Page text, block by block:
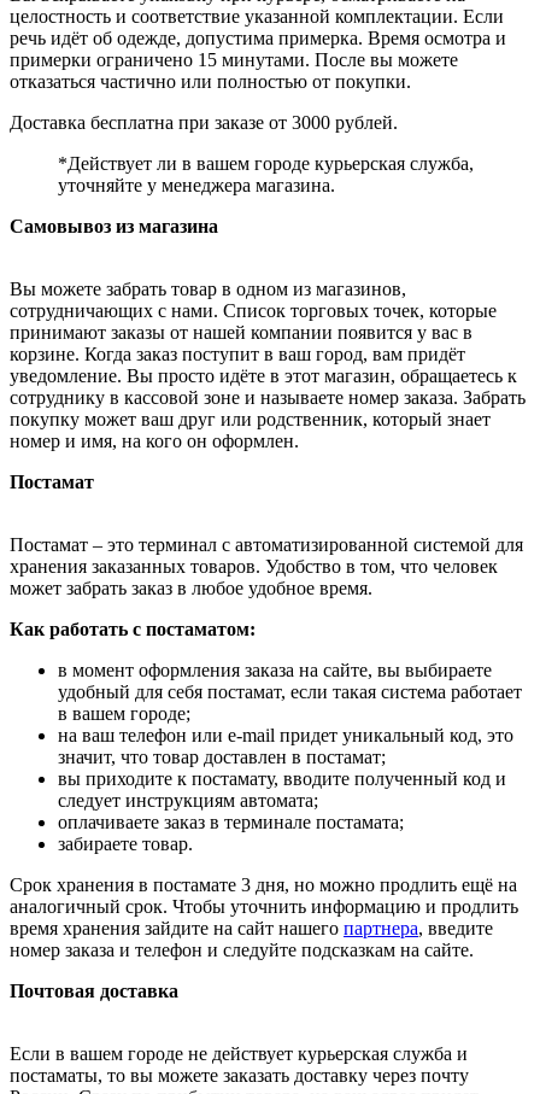
целостность и соответствие указанной комплектации. Если
речь идёт об одежде, допустима примерка. Время осмотра и
примерки ограничено 15 минутами. После вы можете
отказаться частично или полностью от покупки.
Доставка бесплатна при заказе от 3000 рублей.
*Действует ли в вашем городе курьерская служба,
уточняйте у менеджера магазина.
Самовывоз из магазина
Вы можете забрать товар в одном из магазинов,
сотрудничающих с нами. Список торговых точек, которые
принимают заказы от нашей компании появится у вас в
корзине. Когда заказ поступит в ваш город, вам придёт
уведомление. Вы просто идёте в этот магазин, обращаетесь к
сотруднику в кассовой зоне и называете номер заказа. Забрать
покупку может ваш друг или родственник, который знает
номер и имя, на кого он оформлен.
Постамат
Постамат – это терминал с автоматизированной системой для
хранения заказанных товаров. Удобство в том, что человек
может забрать заказ в любое удобное время.
Как работать с постаматом:
в момент оформления заказа на сайте, вы выбираете
удобный для себя постамат, если такая система работает
в вашем городе;
на ваш телефон или e-mail придет уникальный код, это
значит, что товар доставлен в постамат;
вы приходите к постамату, вводите полученный код и
следует инструкциям автомата;
оплачиваете заказ в терминале постамата;
забираете товар.
Срок хранения в постамате 3 дня, но можно продлить ещё на
аналогичный срок. Чтобы уточнить информацию и продлить
время хранения зайдите на сайт нашего партнера, введите
номер заказа и телефон и следуйте подсказкам на сайте.
Почтовая доставка
Если в вашем городе не действует курьерская служба и
постаматы, то вы можете заказать доставку через почту